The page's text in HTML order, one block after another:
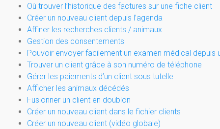
Où trouver l’historique des factures sur une fiche client
Créer un nouveau client depuis l’agenda
Affiner les recherches clients / animaux
Gestion des consentements
Pouvoir envoyer facilement un examen médical depuis
Trouver un client grâce à son numéro de téléphone
Gérer les paiements d’un client sous tutelle
Afficher les animaux décédés
Fusionner un client en doublon
Créer un nouveau client dans le fichier clients
Créer un nouveau client (vidéo globale)